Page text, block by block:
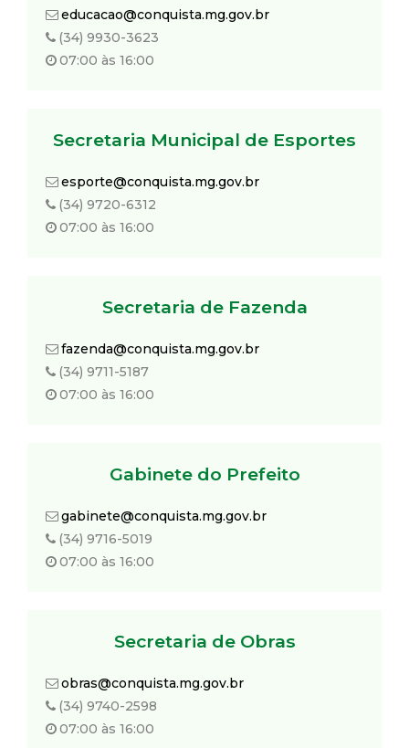
educacao@conquista.mg.gov.br
(34) 9930-3623
07:00 às 16:00
Secretaria Municipal de Esportes
esporte@conquista.mg.gov.br
(34) 9720-6312
07:00 às 16:00
Secretaria de Fazenda
fazenda@conquista.mg.gov.br
(34) 9711-5187
07:00 às 16:00
Gabinete do Prefeito
gabinete@conquista.mg.gov.br
(34) 9716-5019
07:00 às 16:00
Secretaria de Obras
obras@conquista.mg.gov.br
(34) 9740-2598
07:00 às 16:00